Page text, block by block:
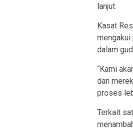
lanjut.
Kasat
mengakui
dalam
“Kami
dan
proses
Terkait